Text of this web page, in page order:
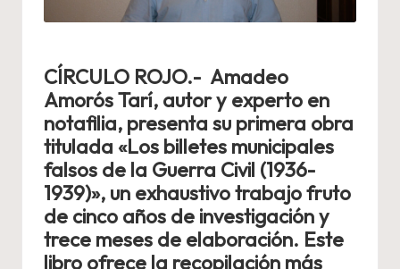
CÍRCULO ROJO.- Amadeo
Amorós Tarí, autor y experto en
notafilia, presenta su primera obra
titulada «Los billetes municipales
falsos de la Guerra Civil (1936-
1939)», un exhaustivo trabajo fruto
de cinco años de investigación y
trece meses de elaboración. Este
libro ofrece la recopilación más